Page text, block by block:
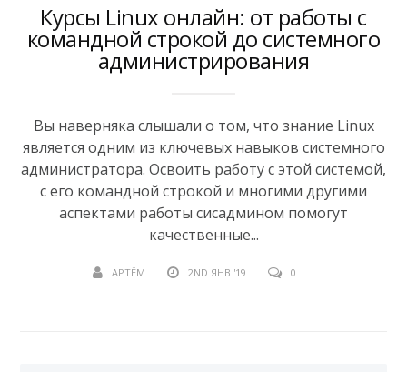
Курсы Linux онлайн: от работы с
командной строкой до системного
администрирования
Вы наверняка слышали о том, что знание Linux
является одним из ключевых навыков системного
администратора. Освоить работу с этой системой,
с его командной строкой и многими другими
аспектами работы сисадмином помогут
качественные...
АРТЁМ 2ND ЯНВ '19 0